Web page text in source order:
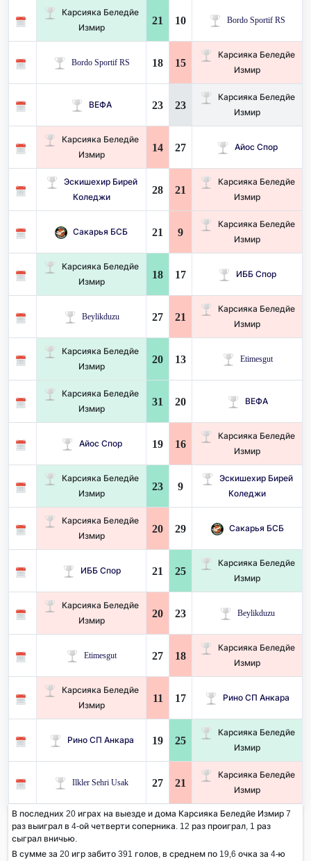
Карсияка Беледйе
Измир
21 10 Bordo Sportif RS
Bordo Sportif RS 18 15
Карсияка Беледйе
Измир
ВЕФА 23 23
Карсияка Беледйе
Измир
Карсияка Беледйе
Измир
14 27 Айос Спор
Эскишехир Бирей
Коледжи
28 21
Карсияка Беледйе
Измир
Сакарья БСБ 21 9
Карсияка Беледйе
Измир
Карсияка Беледйе
Измир
18 17 ИББ Спор
Beylikduzu 27 21
Карсияка Беледйе
Измир
Карсияка Беледйе
Измир
20 13 Etimesgut
Карсияка Беледйе
Измир
31 20 ВЕФА
Айос Спор 19 16
Карсияка Беледйе
Измир
Карсияка Беледйе
Измир
23 9
Эскишехир Бирей
Коледжи
Карсияка Беледйе
Измир
20 29 Сакарья БСБ
ИББ Спор 21 25
Карсияка Беледйе
Измир
Карсияка Беледйе
Измир
20 23 Beylikduzu
Etimesgut 27 18
Карсияка Беледйе
Измир
Карсияка Беледйе
Измир
11 17 Рино СП Анкара
Рино СП Анкара 19 25
Карсияка Беледйе
Измир
Ilkler Sehri Usak 27 21
Карсияка Беледйе
Измир
В последних 20 играх на выезде и дома Карсияка Беледйе Измир 7
раз выиграл в 4-ой четверти соперника. 12 раз проиграл, 1 раз
сыграл вничью.
В сумме за 20 игр забито 391 голов, в среднем по 19,6 очка за 4-ю